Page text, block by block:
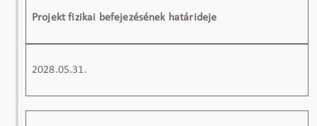
Projekt fizikai befejezésének határideje
2028.05.31.